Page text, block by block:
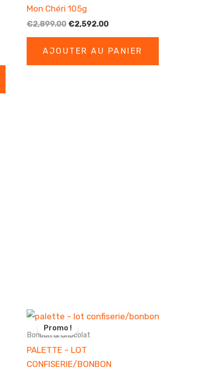
Mon Chéri 105g
€2,899.00 Le
était :
€2,592.00Le
est :
AJOUTER AU PANIER
Promo !
Bonbon & Chocolat
PALETTE – LOT
CONFISERIE/BONBON